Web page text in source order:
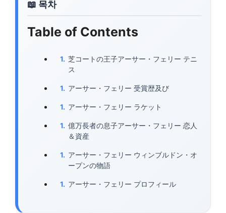
Table of Contents
芝コートの王子アーサー・フェリー テニ
ス
アーサー・フェリー 受賞歴及び
アーサー・フェリー ラケット
億万長者の息子アーサー・フェリー 恋人
＆資産
アーサー・フェリー ウィンブルドン・オ
ープンの物語
アーサー・フェリー プロフィール